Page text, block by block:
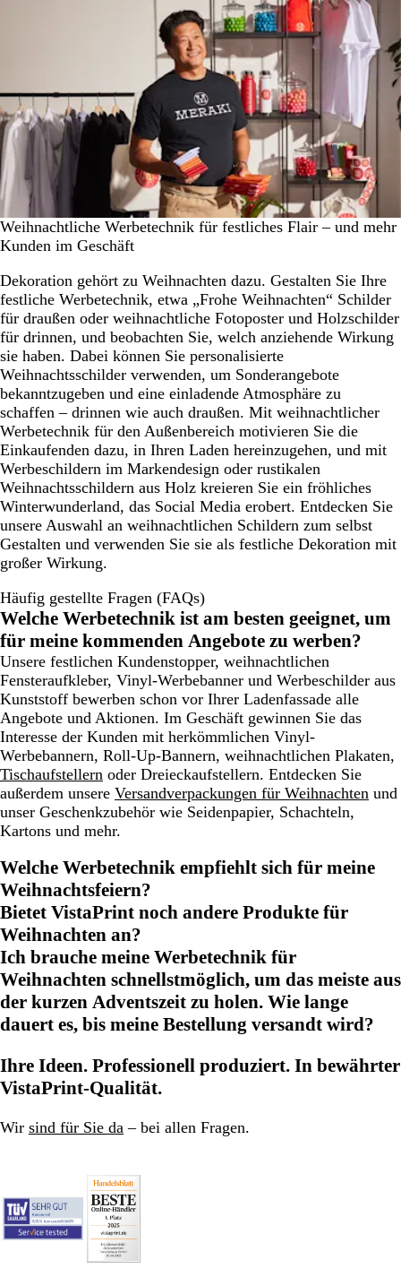
Weihnachtliche Werbetechnik für festliches Flair – und mehr
Kunden im Geschäft
Dekoration gehört zu Weihnachten dazu. Gestalten Sie Ihre
festliche Werbetechnik, etwa „Frohe Weihnachten“ Schilder
für draußen oder weihnachtliche Fotoposter und Holzschilder
für drinnen, und beobachten Sie, welch anziehende Wirkung
sie haben. Dabei können Sie personalisierte
Weihnachtsschilder verwenden, um Sonderangebote
bekanntzugeben und eine einladende Atmosphäre zu
schaffen – drinnen wie auch draußen. Mit weihnachtlicher
Werbetechnik für den Außenbereich motivieren Sie die
Einkaufenden dazu, in Ihren Laden hereinzugehen, und mit
Werbeschildern im Markendesign oder rustikalen
Weihnachtsschildern aus Holz kreieren Sie ein fröhliches
Winterwunderland, das Social Media erobert. Entdecken Sie
unsere Auswahl an weihnachtlichen Schildern zum selbst
Gestalten und verwenden Sie sie als festliche Dekoration mit
großer Wirkung.
Häufig gestellte Fragen (FAQs)
Welche Werbetechnik ist am besten geeignet, um
für meine kommenden Angebote zu werben?
Unsere festlichen Kundenstopper, weihnachtlichen
Fensteraufkleber, Vinyl-Werbebanner und Werbeschilder aus
Kunststoff bewerben schon vor Ihrer Ladenfassade alle
Angebote und Aktionen. Im Geschäft gewinnen Sie das
Interesse der Kunden mit herkömmlichen Vinyl-
Werbebannern, Roll-Up-Bannern, weihnachtlichen Plakaten,
Tischaufstellern oder Dreieckaufstellern. Entdecken Sie
außerdem unsere Versandverpackungen für Weihnachten und
unser Geschenkzubehör wie Seidenpapier, Schachteln,
Kartons und mehr.
Welche Werbetechnik empfiehlt sich für meine
Weihnachtsfeiern?
Bietet VistaPrint noch andere Produkte für
Weihnachten an?
Ich brauche meine Werbetechnik für
Weihnachten schnellstmöglich, um das meiste aus
der kurzen Adventszeit zu holen. Wie lange
dauert es, bis meine Bestellung versandt wird?
Ihre Ideen. Professionell produziert. In bewährter
VistaPrint-Qualität.
Wir sind für Sie da – bei allen Fragen.